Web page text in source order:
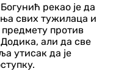
рекао је да
свих тужилаца и
против
али да све
утисак да је